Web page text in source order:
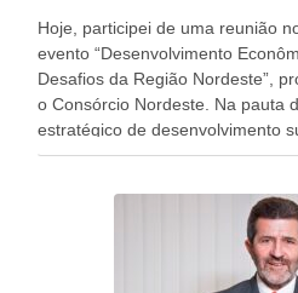
Hoje, participei de uma reunião
evento “Desenvolvimento
Desafios da Região Nordeste”,
o Consórcio Nordeste. Na pauta
estratégico de desenvolvimento
desafios para a elaboração de
evento contou com a presença
Alckmin, que também ocupa o
Desenvolvimento, Indústria,
governador de Pernambuco,